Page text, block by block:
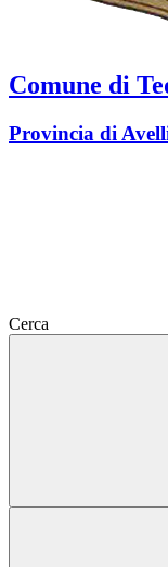
Comune di
Provincia di
Cerca